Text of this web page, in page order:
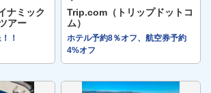
ナミック
アー
！
Trip.com（トリップドットコ
ム）
ホテル予約8％オフ、航空券予約
4%オフ